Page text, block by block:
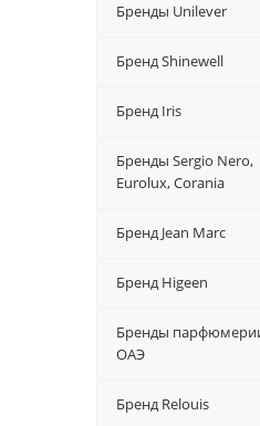
Бренды Unilever
Бренд Shinewell
Бренд Iris
Бренды Sergio Nero,
Eurolux, Corania
Бренд Jean Marc
Бренд Higeen
Бренды
ОАЭ
Бренд Relouis